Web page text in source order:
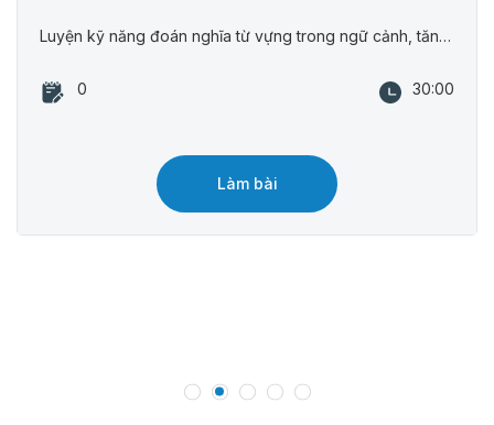
Luyện kỹ năng đoán nghĩa từ vựng trong ngữ cảnh, tăng vốn từ và khả năng hiểu bài đọc.
0 30:00
Làm bài